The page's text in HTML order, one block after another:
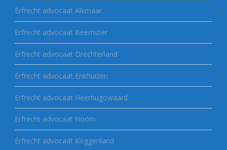
Erfrecht advocaat Alkmaar
Erfrecht advocaat Beemster
Erfrecht advocaat Drechterland
Erfrecht advocaat Enkhuizen
Erfrecht advocaat Heerhugowaard
Erfrecht advocaat Hoorn
Erfrecht advocaat Koggenland